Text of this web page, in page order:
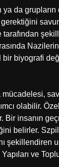
da
biyografi
mücadelesi,
olabilir.
Bir insanın
belirler.
şekillendiren
ve